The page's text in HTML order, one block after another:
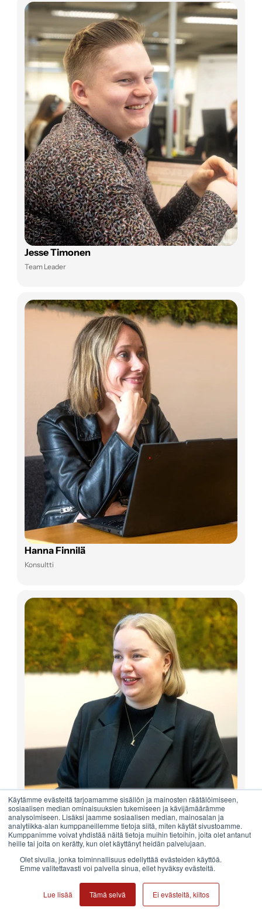
Käytämme evästeitä tarjoamamme sisällön ja mainosten räätälöimiseen,
sosiaalisen median ominaisuuksien tukemiseen ja kävijämäärämme
analysoimiseen. Lisäksi jaamme sosiaalisen median, mainosalan ja
analytiikka-alan kumppaneillemme tietoja siitä, miten käytät sivustoamme.
Kumppanimme voivat yhdistää näitä tietoja muihin tietoihin, joita olet antanut
heille tai joita on kerätty, kun olet käyttänyt heidän palvelujaan.
Olet sivulla, jonka toiminnallisuus edellyttää evästeiden käyttöä.
Emme valitettavasti voi palvella sinua, ellet hyväksy evästeitä.
Lue lisää Tämä selvä Ei evästeitä, kiitos
Jesse Timonen
Team Leader
Hanna Finnilä
Konsultti
Venla Lundén
Rekrytointikoordinaattori